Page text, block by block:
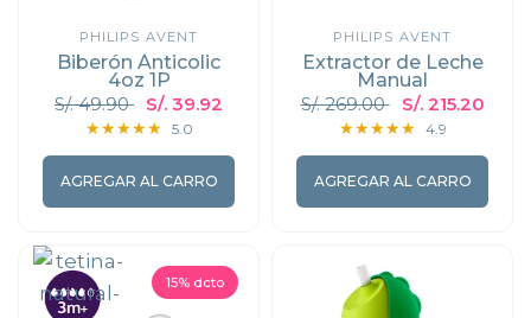
PHILIPS AVENT
Biberón Anticolic
4oz 1P
S/. 49.90 S/. 39.92
5.0
AGREGAR AL CARRO
PHILIPS AVENT
Extractor de Leche
Manual
S/. 269.00
S/. 215.20
4.9
AGREGAR AL CARRO
15% dcto